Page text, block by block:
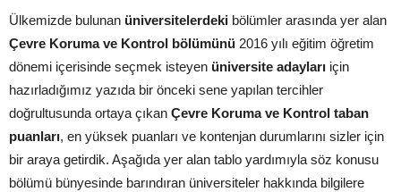
Ülkemizde bulunan üniversitelerdeki bölümler arasında yer alan
Çevre Koruma ve Kontrol bölümünü 2016 yılı eğitim öğretim
dönemi içerisinde seçmek isteyen üniversite adayları için
hazırladığımız yazıda bir önceki sene yapılan tercihler
doğrultusunda ortaya çıkan Çevre Koruma ve Kontrol taban
puanları, en yüksek puanları ve kontenjan durumlarını sizler için
bir araya getirdik. Aşağıda yer alan tablo yardımıyla söz konusu
bölümü bünyesinde barındıran üniversiteler hakkında bilgilere